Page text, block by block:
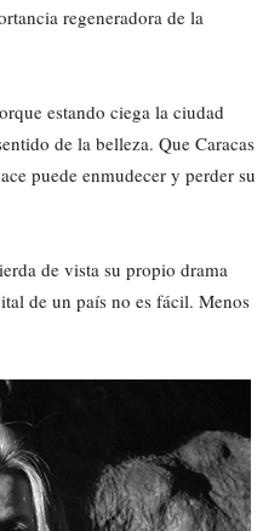
regeneradora de la
estando ciega la ciudad
de la belleza. Que Caracas
puede enmudecer y perder su
de vista su propio drama
de un país no es fácil. Menos